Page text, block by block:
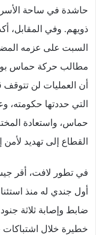
حاشدة في ساحة
ذويهم. وفي المقابل،
السبت على عزمه
مطالب حركة حماس
أن العمليات لن تتوقف
التي حددتها حكومته،
حماس، واستعادة
القطاع إلى تهديد لأمن
في تطور لافت، أقر
أول جندي له منذ
ضابط وإصابة ثلاثة
خطيرة خلال